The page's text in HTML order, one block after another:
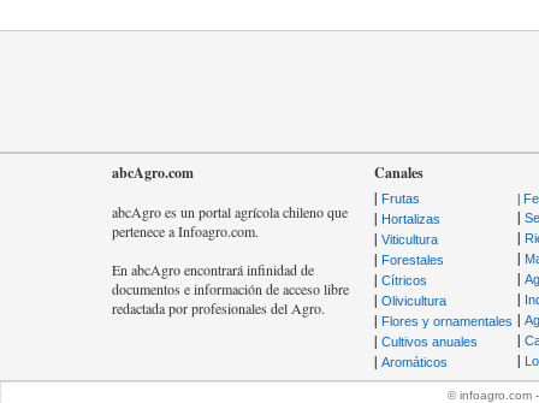
abcAgro.com
abcAgro es un portal agrícola chileno que
pertenece a Infoagro.com.
En abcAgro encontrará infinidad de
documentos e información de acceso libre
redactada por profesionales del Agro.
Canales
| Frutas
| Hortalizas
| Viticultura
| Forestales
| Cítricos
| Olivicultura
| Flores y ornamentales
| Cultivos anuales
| Aromáticos
|
|
|
|
|
|
|
|
|
© infoagro.com